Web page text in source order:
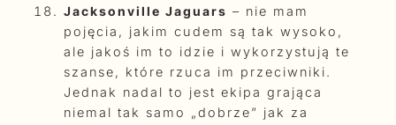
Jacksonville Jaguars – nie mam
pojęcia, jakim cudem są tak wysoko,
ale jakoś im to idzie i wykorzystują te
szanse, które rzuca im przeciwniki.
Jednak nadal to jest ekipa grająca
niemal tak samo „dobrze” jak za